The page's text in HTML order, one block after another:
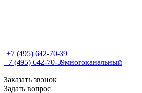
+7 (495) 642-70-39
+7 (495) 642-70-39многоканальный
Заказать звонок
Задать вопрос